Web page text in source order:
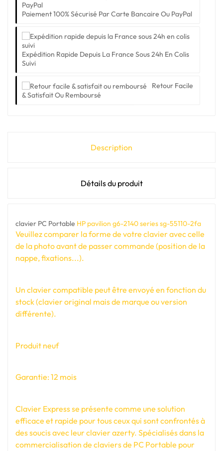
Paiement 100% Sécurisé Par Carte Bancaire Ou PayPal
Expédition Rapide Depuis La France Sous 24h En Colis
Suivi
Retour Facile
& Satisfait Ou Remboursé
Description
Détails du produit
clavier PC Portable HP pavilion g6-2140 series sg-55110-2fa
Veuillez comparer la forme de votre clavier avec celle
de la photo avant de passer commande (position de la
nappe, fixations...).
Un clavier compatible peut être envoyé en fonction du
stock (clavier original mais de marque ou version
différente).
Produit neuf
Garantie: 12 mois
Clavier Express se présente comme une solution
efficace et rapide pour tous ceux qui sont confrontés à
des soucis avec leur clavier azerty. Spécialisés dans la
commercialisation de claviers de PC Portable pour